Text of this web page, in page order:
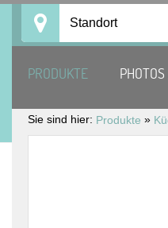
Standort
PRODUKTE
Sie sind hier: Produkte »